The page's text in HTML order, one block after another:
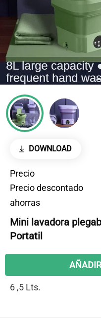
DOWNLOAD
Precio
Precio descontado
ahorras
Mini lavadora
Portatil
6 ,5 Lts.